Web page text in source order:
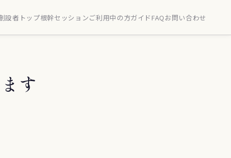
設者 トップ根幹セッションご利用中の方ガイド FAQお問い合わせ
す